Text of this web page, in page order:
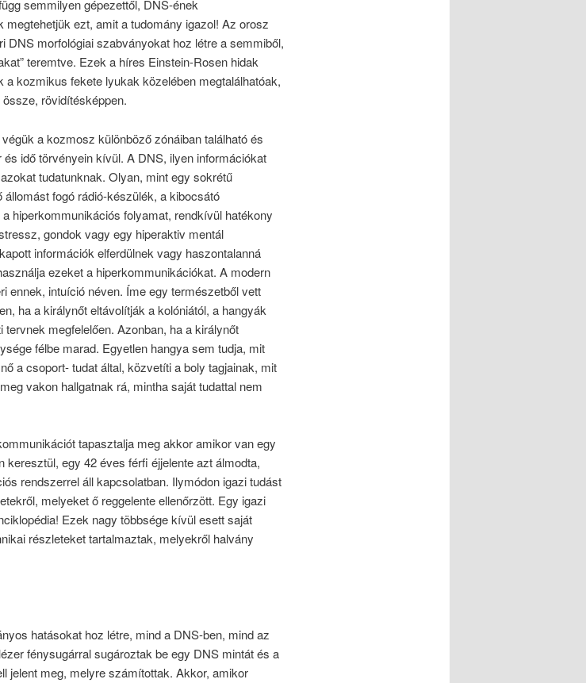
semmilyen gépezettől, DNS-ének
ezt, amit a tudomány igazol! Az orosz
DNS morfológiai szabványokat hoz létre a semmiből,
teremtve. Ezek a híres Einstein-Rosen hidak
kozmikus fekete lyukak közelében megtalálhatóak,
rövidítésképpen.
a kozmosz különböző zónáiban található és
idő törvényein kívül. A DNS, ilyen információkat
tudatunknak. Olyan, mint egy sokrétű
fogó rádió-készülék, a kibocsátó
hiperkommunikációs folyamat, rendkívül hatékony
gondok vagy egy hiperaktiv mentál
információk elferdülnek vagy haszontalanná
ezeket a hiperkommunikációkat. A modern
ennek, intuíció néven. Íme egy természetből vett
ha a királynőt eltávolítják a kolóniától, a hangyák
megfelelően. Azonban, ha a királynőt
félbe marad. Egyetlen hangya sem tudja, mit
a csoport- tudat által, közvetíti a boly tagjainak, mit
vakon hallgatnak rá, mintha saját tudattal nem
tapasztalja meg akkor amikor van egy
keresztül, egy 42 éves férfi éjjelente azt álmodta,
rendszerrel áll kapcsolatban. Ilymódon igazi tudást
melyeket ő reggelente ellenőrzött. Egy igazi
Ezek nagy többsége kívül esett saját
részleteket tartalmaztak, melyekről halvány
hatásokat hoz létre, mind a DNS-ben, mind az
fénysugárral sugároztak be egy DNS mintát és a
jelent meg, melyre számítottak. Akkor, amikor